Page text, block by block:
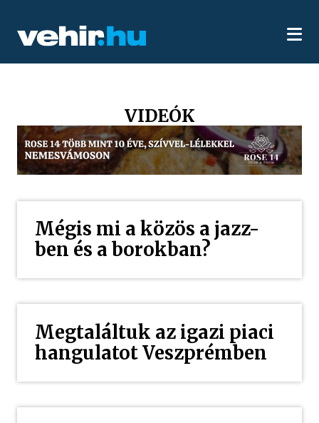
VIDEÓK
Mégis mi a közös a jazz-
ben és a borokban?
Megtaláltuk az igazi piaci
hangulatot Veszprémben